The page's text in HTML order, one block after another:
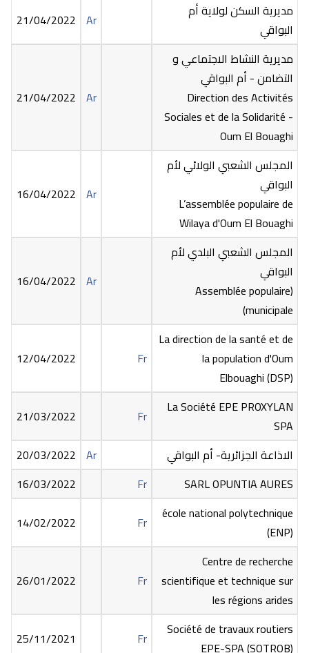
مديرية السكن لولاية أم
البواقي
Ar
21/04/2022
مديرية النشاط الاجتماعي و
التضامن - أم البواقي
Direction des Activités
Sociales et de la Solidarité -
Oum El Bouaghi
Ar
21/04/2022
المجلس الشعبي الولائي لأم
البواقي
L’assemblée populaire de
Wilaya d'Oum El Bouaghi
Ar
16/04/2022
المجلس الشعبي البلدي لأم
البواقي
(Assemblée populaire
municipale)
Ar
16/04/2022
La direction de la santé et de
la population d'Oum
Elbouaghi (DSP)
Fr
12/04/2022
La Société EPE PROXYLAN
SPA
Fr
21/03/2022
الاذاعة الجزائرية- أم البواقي
Ar
20/03/2022
SARL OPUNTIA AURES
Fr
16/03/2022
école national polytechnique
(ENP)
Fr
14/02/2022
Centre de recherche
scientifique et technique sur
les régions arides
Fr
26/01/2022
Société de travaux routiers
EPE-SPA (SOTROB)
Fr
25/11/2021